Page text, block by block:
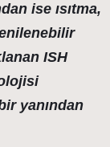
ise ısıtma,
ISH
yanından